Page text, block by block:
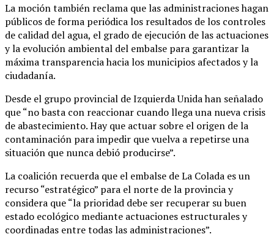
La moción también reclama que las administraciones hagan
públicos de forma periódica los resultados de los controles
de calidad del agua, el grado de ejecución de las actuaciones
y la evolución ambiental del embalse para garantizar la
máxima transparencia hacia los municipios afectados y la
ciudadanía.
Desde el grupo provincial de Izquierda Unida han señalado
que “no basta con reaccionar cuando llega una nueva crisis
de abastecimiento. Hay que actuar sobre el origen de la
contaminación para impedir que vuelva a repetirse una
situación que nunca debió producirse”.
La coalición recuerda que el embalse de La Colada es un
recurso “estratégico” para el norte de la provincia y
considera que “la prioridad debe ser recuperar su buen
estado ecológico mediante actuaciones estructurales y
coordinadas entre todas las administraciones”.